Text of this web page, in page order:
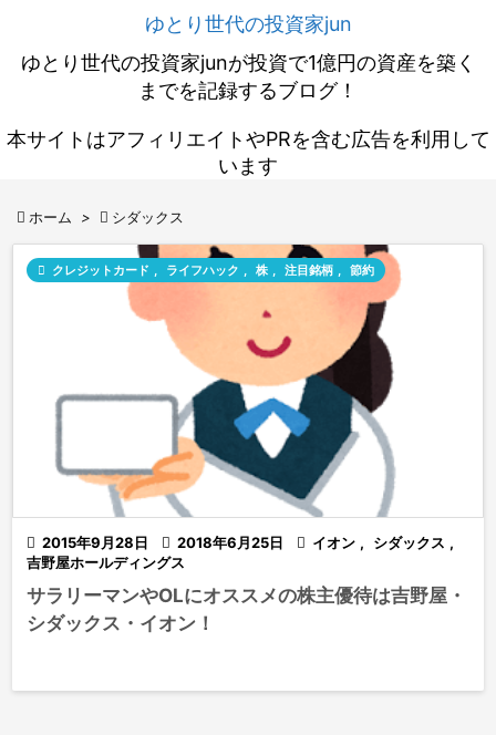
ゆとり世代の投資家jun
ゆとり世代の投資家junが投資で1億円の資産を築く
までを記録するブログ！
本サイトはアフィリエイトやPRを含む広告を利用して
います
 ホーム >  シダックス
 2015年9月28日  2018年6月25日
 クレジットカード , ライフハック , 株 , 注目銘柄 , 節約
 イオン , シダックス ,
吉野屋ホールディングス
サラリーマンやOLにオススメの株主優待は吉野屋・
シダックス・イオン！